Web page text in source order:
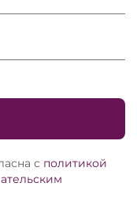
с политикой